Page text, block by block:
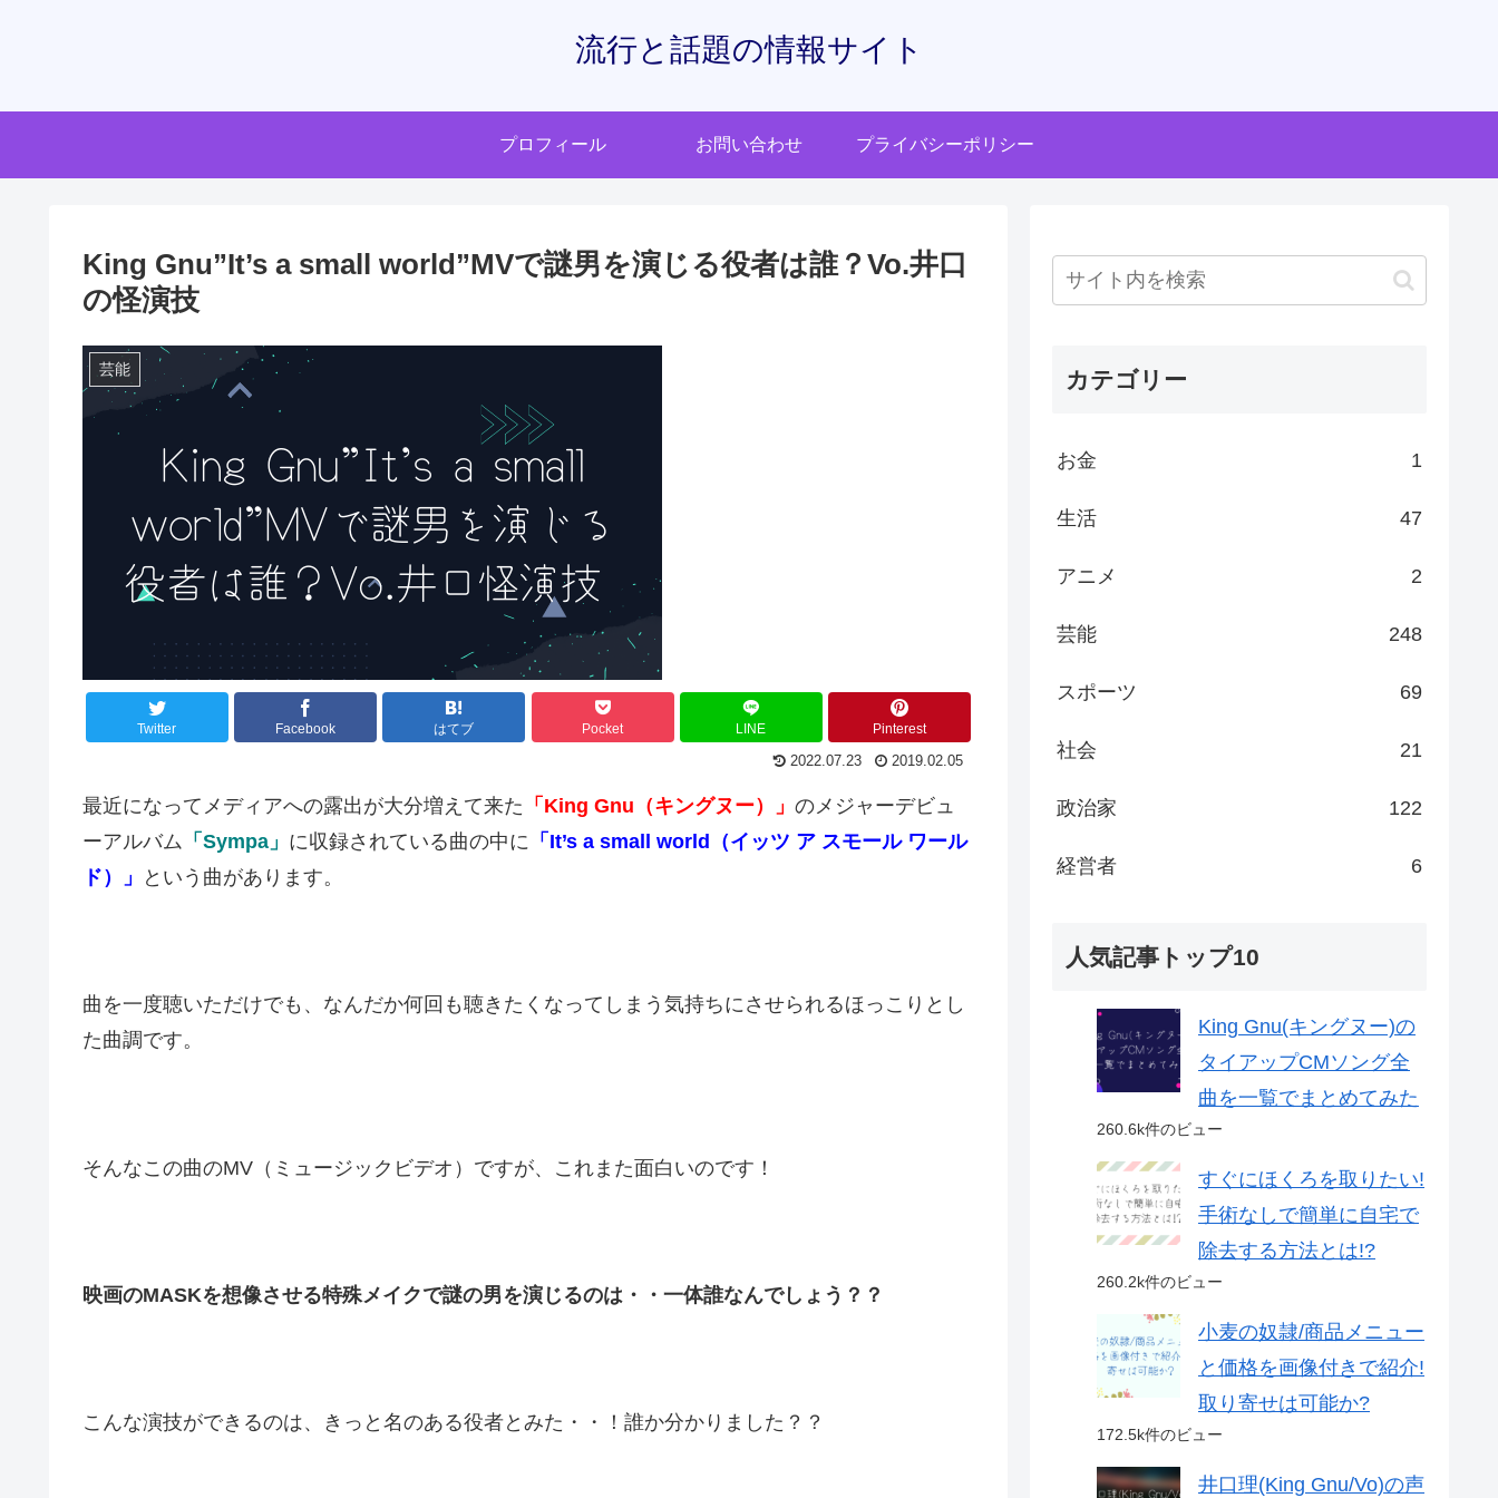
流行と話題の情報サイト
プロフィール お問い合わせ プライバシーポリシー
King Gnu”It’s a small world”MVで謎男を演じる役者は誰？Vo.井口
の怪演技
芸能
Twitter Facebook はてブ Pocket LINE Pinterest
2022.07.23 2019.02.05
最近になってメディアへの露出が大分増えて来た 「King Gnu（キングヌー）」 のメジャーデビュ
ーアルバム 「Sympa」 に収録されている曲の中に 「It’s a small world（イッツ ア スモール ワール
ド）」
という曲があります。
曲を一度聴いただけでも、なんだか何回も聴きたくなってしまう気持ちにさせられるほっこりとし
た曲調です。
そんなこの曲のMV（ミュージックビデオ）ですが、これまた面白いのです！
映画のMASKを想像させる特殊メイクで謎の男を演じるのは・・一体誰なんでしょう？？
こんな演技ができるのは、きっと名のある役者とみた・・！誰か分かりました？？
カテゴリー
お金 1
生活 47
アニメ 2
芸能 248
スポーツ 69
社会 21
政治家 122
経営者 6
人気記事トップ10
King Gnu(キングヌー)の
タイアップCMソング全
曲を一覧でまとめてみた
260.6k件のビュー
すぐにほくろを取りたい!
手術なしで簡単に自宅で
除去する方法とは!?
260.2k件のビュー
小麦の奴隷/商品メニュー
と価格を画像付きで紹介!
取り寄せは可能か?
172.5k件のビュー
井口理(King Gnu/Vo)の声